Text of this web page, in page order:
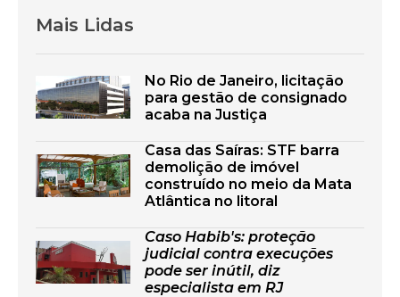
Mais Lidas
No Rio de Janeiro, licitação
para gestão de consignado
acaba na Justiça
Casa das Saíras: STF barra
demolição de imóvel
construído no meio da Mata
Atlântica no litoral
Caso Habib's: proteção
judicial contra execuções
pode ser inútil, diz
especialista em RJ